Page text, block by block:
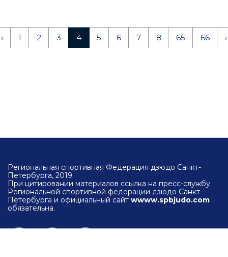
‹ 1 2 3 4 5 6 7 8 65 66 ›
Региональная спортивная Федерация дзюдо Санкт-
Петербурга, 2019.
При цитировании материалов ссылка на пресс-службу
Региональной спортивной федерации дзюдо Санкт-
Петербурга и официальный сайт wwww.spbjudo.com
обязательна.